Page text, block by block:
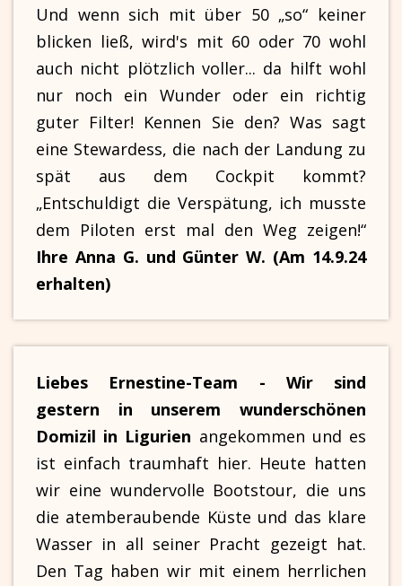
Und wenn sich mit über 50 „so“ keiner
blicken ließ, wird's mit 60 oder 70 wohl
auch nicht plötzlich voller... da hilft wohl
nur noch ein Wunder oder ein richtig
guter Filter! Kennen Sie den? Was sagt
eine Stewardess, die nach der Landung zu
spät aus dem Cockpit kommt?
„Entschuldigt die Verspätung, ich musste
dem Piloten erst mal den Weg zeigen!“
Ihre Anna G. und Günter W. (Am 14.9.24
erhalten)
Liebes Ernestine-Team - Wir sind
gestern in unserem wunderschönen
Domizil in Ligurien angekommen und es
ist einfach traumhaft hier. Heute hatten
wir eine wundervolle Bootstour, die uns
die atemberaubende Küste und das klare
Wasser in all seiner Pracht gezeigt hat.
Den Tag haben wir mit einem herrlichen